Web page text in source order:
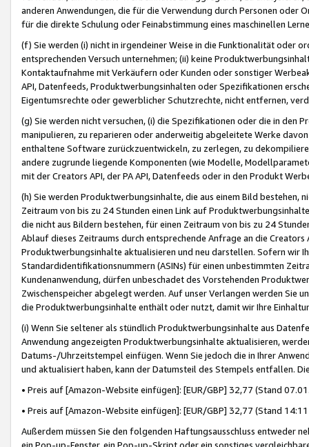
anderen Anwendungen, die für die Verwendung durch Personen
für die direkte Schulung oder Feinabstimmung eines maschinellen
(f) Sie werden (i) nicht in irgendeiner Weise in die Funktionalität oder
entsprechenden Versuch unternehmen; (ii) keine
Kontaktaufnahme mit Verkäufern oder Kunden oder sonstiger
API, Datenfeeds, Produktwerbungsinhalten oder Spezifikationen
Eigentumsrechte oder gewerblicher Schutzrechte, nicht entfernen,
(g) Sie werden nicht versuchen, (i) die Spezifikationen oder die in
manipulieren, zu reparieren oder anderweitig abgeleitete Werke
enthaltene Software zurückzuentwickeln, zu zerlegen, zu
andere zugrunde liegende Komponenten (wie Modelle,
mit der Creators API, der PA API, Datenfeeds oder in den Produkt
(h) Sie werden Produktwerbungsinhalte, die aus einem Bild bestehen,
Zeitraum von bis zu 24 Stunden einen Link auf
die nicht aus Bildern bestehen, für einen Zeitraum von bis zu 24
Ablauf dieses Zeitraums durch entsprechende Anfrage an die
Produktwerbungsinhalte aktualisieren und neu darstellen. Sofern wir
Standardidentifikationsnummern (ASINs) für einen unbestimmten
Kundenanwendung, dürfen unbeschadet des Vorstehenden
Zwischenspeicher abgelegt werden. Auf unser Verlangen werden Sie
die Produktwerbungsinhalte enthält oder nutzt, damit wir Ihre
(i) Wenn Sie seltener als stündlich Produktwerbungsinhalte aus
Anwendung angezeigten Produktwerbungsinhalte aktualisieren,
Datums-/Uhrzeitstempel einfügen. Wenn Sie jedoch die in Ihrer
und aktualisiert haben, kann der Datumsteil des Stempels entfallen.
• Preis auf [Amazon-Website einfügen]: [EUR/GBP] 32,77 (Stand
• Preis auf [Amazon-Website einfügen]: [EUR/GBP] 32,77 (Stand
Außerdem müssen Sie den folgenden Haftungsausschluss entweder
ein Pop-up-Fenster, ein Pop-up-Skript oder ein sonstiges